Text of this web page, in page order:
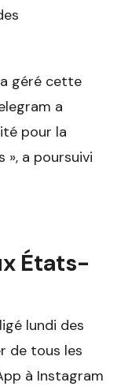
géré cette
a
pour la
a poursuivi
États-
lundi des
de tous les
à Instagram